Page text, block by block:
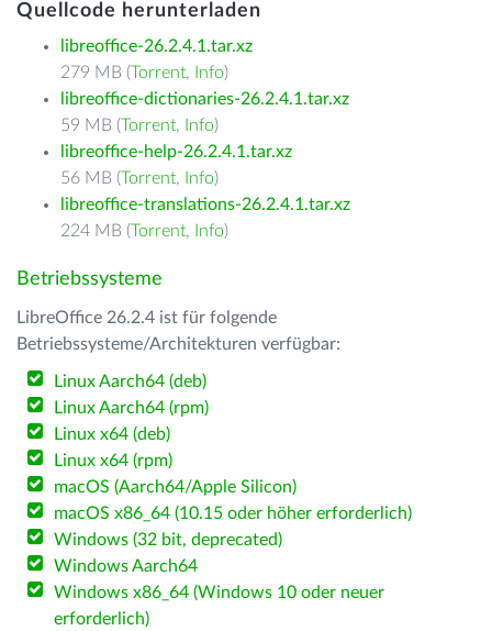
Quellcode herunterladen
libreoffice-26.2.4.1.tar.xz
279 MB (Torrent, Info)
libreoffice-dictionaries-26.2.4.1.tar.xz
59 MB (Torrent, Info)
libreoffice-help-26.2.4.1.tar.xz
56 MB (Torrent, Info)
libreoffice-translations-26.2.4.1.tar.xz
224 MB (Torrent, Info)
Betriebssysteme
LibreOffice 26.2.4 ist für folgende
Betriebssysteme/Architekturen verfügbar:
Linux Aarch64 (deb)
Linux Aarch64 (rpm)
Linux x64 (deb)
Linux x64 (rpm)
macOS (Aarch64/Apple Silicon)
macOS x86_64 (10.15 oder höher erforderlich)
Windows (32 bit, deprecated)
Windows Aarch64
Windows x86_64 (Windows 10 oder neuer
erforderlich)